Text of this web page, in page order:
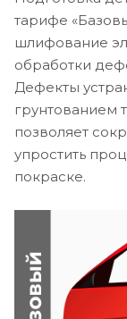
тарифе
шлифование
обработки
Дефекты
грунтованием
позволяет
упростить
покраске.